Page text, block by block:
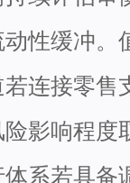
性缓冲。
连接零售
影响程度
系若具备